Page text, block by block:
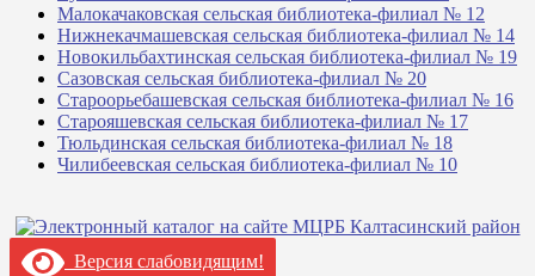
Малокачаковская сельская библиотека-филиал № 12
Нижнекачмашевская сельская библиотека-филиал № 14
Новокильбахтинская сельская библиотека-филиал № 19
Сазовская сельская библиотека-филиал № 20
Староорьебашевская сельская библиотека-филиал № 16
Старояшевская сельская библиотека-филиал № 17
Тюльдинская сельская библиотека-филиал № 18
Чилибеевская сельская библиотека-филиал № 10
Версия слабовидящим!